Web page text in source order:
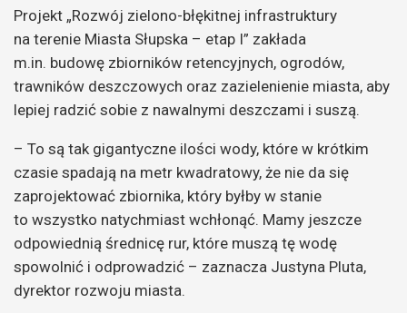
Projekt „Rozwój zielono-błękitnej infrastruktury
na terenie Miasta Słupska – etap I” zakłada
m.in. budowę zbiorników retencyjnych, ogrodów,
trawników deszczowych oraz zazielenienie miasta, aby
lepiej radzić sobie z nawalnymi deszczami i suszą.
– To są tak gigantyczne ilości wody, które w krótkim
czasie spadają na metr kwadratowy, że nie da się
zaprojektować zbiornika, który byłby w stanie
to wszystko natychmiast wchłonąć. Mamy jeszcze
odpowiednią średnicę rur, które muszą tę wodę
spowolnić i odprowadzić – zaznacza Justyna Pluta,
dyrektor rozwoju miasta.